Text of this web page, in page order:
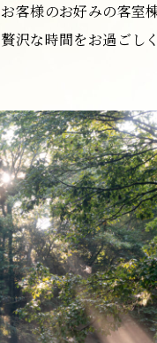
お客様のお好みの客室棟
贅沢な時間をお過ごし